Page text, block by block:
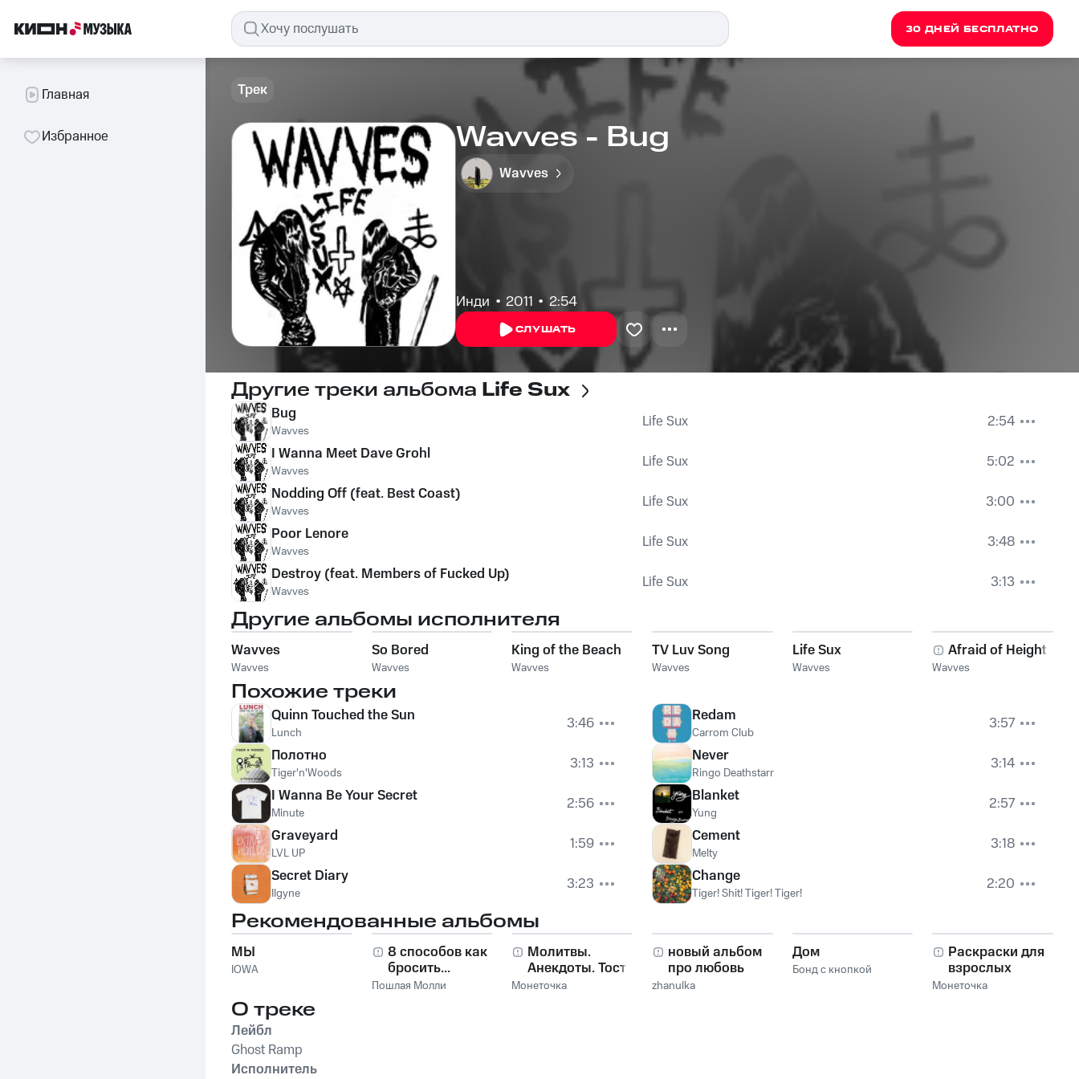
30 ДНЕЙ БЕСПЛАТНО
Главная
Избранное
Трек
Wavves - Bug
Wavves
Инди 2011 2:54
СЛУШАТЬ
Другие треки альбома Life Sux
Bug
Wavves Life Sux
2:54
I Wanna Meet Dave Grohl
Wavves Life Sux
5:02
Nodding Off (feat. Best Coast)
Wavves Life Sux
3:00
Poor Lenore
Wavves Life Sux
3:48
Destroy (feat. Members of Fucked Up)
Wavves Life Sux 3:13
Другие альбомы исполнителя
Wavves
Wavves
So Bored
Wavves
King of the Beach
Wavves
TV Luv Song
Wavves
Life Sux
Wavves
Afraid of Heights
Wavves
Похожие треки
Quinn Touched the Sun
Lunch
3:46
Полотно
Tiger'n'Woods
3:13
I Wanna Be Your Secret
Minute
2:56
Graveyard
LVL UP
1:59
Secret Diary
Ilgyne 3:23
Redam
Carrom Club
3:57
Never
Ringo Deathstarr
3:14
Blanket
Yung
2:57
Cement
Melty
3:18
Change
Tiger! Shit! Tiger! Tiger! 2:20
Рекомендованные альбомы
МЫ
IOWA
8 способов как
бросить...
Пошлая Молли
Молитвы.
Анекдоты. Тосты.
Монеточка
новый альбом
про любовь
zhanulka
Дом
Бонд с кнопкой
Раскраски для
взрослых
Монеточка
О треке
Лейбл
Ghost Ramp
Исполнитель